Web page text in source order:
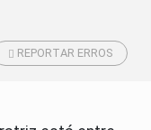
REPORTAR ERROS